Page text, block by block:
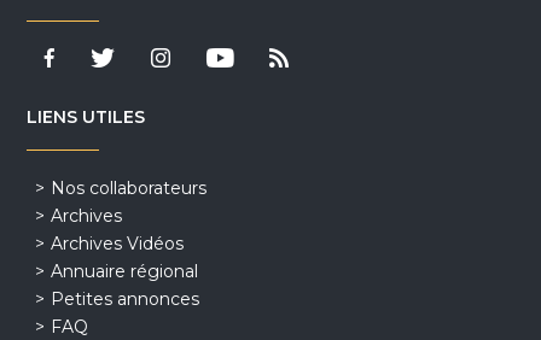
LIENS UTILES
Nos collaborateurs
Archives
Archives Vidéos
Annuaire régional
Petites annonces
FAQ